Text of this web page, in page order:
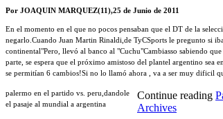
Por JOAQUIN MARQUEZ(11),25 de Junio de 2011
En el momento en el que no pocos pensaban que el DT de la
negarlo.Cuando Juan Martin Rinaldi,de TyCSports le pregunto si
continental"Pero, llevó al banco al "Cuchu"Cambiasso sabiendo
parte, se espera que el próximo amistoso del plantel argentino sea
se permitían 6 cambios!Si no lo llamó ahora , va a ser muy dificil
palermo en el partido vs. peru,dandole
el pasaje al mundial a argentina
Continue reading
Archives